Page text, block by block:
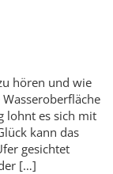
hören und wie
lohnt es sich mit
kann das
gesichtet
[…]